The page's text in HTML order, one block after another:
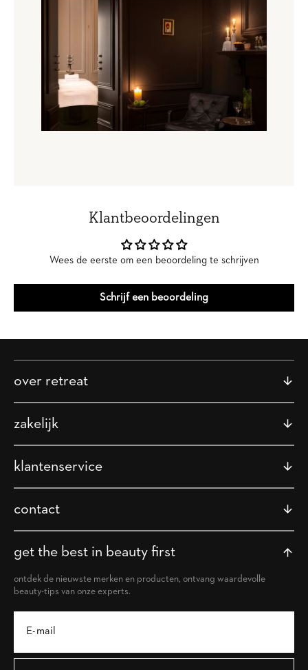
Klantbeoordelingen
Wees de eerste om een beoordeling te schrijven
Schrijf een beoordeling
over retreat
zakelijk
klantenservice
contact
get the best in beauty first
ontdek de nieuwste merken en producten, ontvang waardevolle
beauty-tips van onze experts.